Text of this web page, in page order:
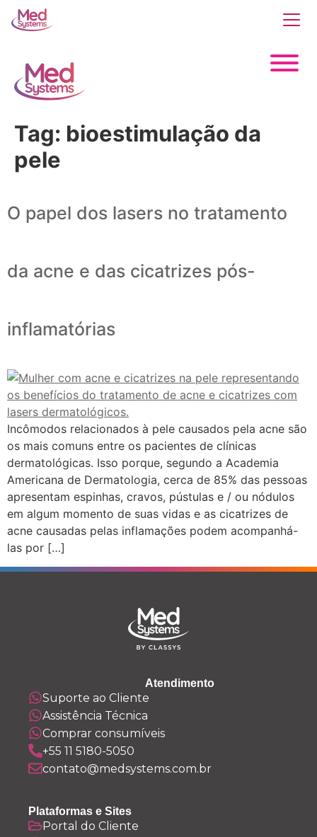
Tag: bioestimulação da
pele
O papel dos lasers no tratamento
da acne e das cicatrizes pós-
inflamatórias
Incômodos relacionados à pele causados pela acne são
os mais comuns entre os pacientes de clínicas
dermatológicas. Isso porque, segundo a Academia
Americana de Dermatologia, cerca de 85% das pessoas
apresentam espinhas, cravos, pústulas e / ou nódulos
em algum momento de suas vidas e as cicatrizes de
acne causadas pelas inflamações podem acompanhá-
las por […]
Atendimento
Suporte ao Cliente
Assistência Técnica
Comprar consumíveis
+55 11 5180-5050
contato@medsystems.com.br
Plataformas e Sites
Portal do Cliente